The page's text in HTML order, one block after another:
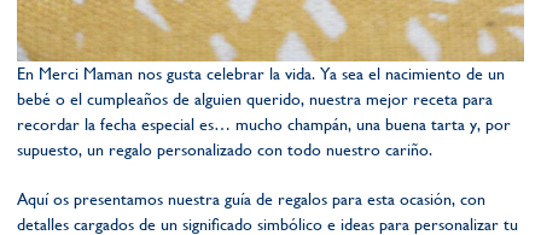
En Merci Maman nos gusta celebrar la vida. Ya sea el nacimiento de un
bebé o el cumpleaños de alguien querido, nuestra mejor receta para
recordar la fecha especial es… mucho champán, una buena tarta y, por
supuesto, un regalo personalizado con todo nuestro cariño.
Aquí os presentamos nuestra guía de regalos para esta ocasión, con
detalles cargados de un significado simbólico e ideas para personalizar tu